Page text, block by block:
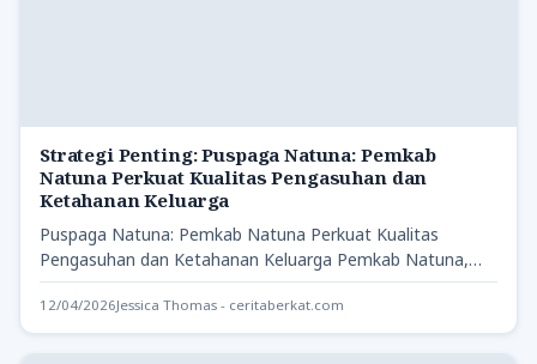
Strategi Penting: Puspaga Natuna: Pemkab
Natuna Perkuat Kualitas Pengasuhan dan
Ketahanan Keluarga
Puspaga Natuna: Pemkab Natuna Perkuat Kualitas
Pengasuhan dan Ketahanan Keluarga Pemkab Natuna,
Provinsi Kepulauan Riau, telah meluncurkan Pusat…
12/04/2026Jessica Thomas - ceritaberkat.com